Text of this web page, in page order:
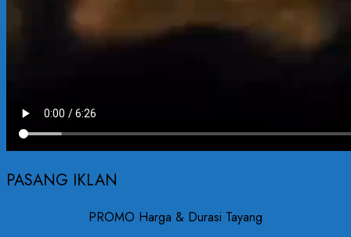
PASANG IKLAN
PROMO Harga & Durasi Tayang